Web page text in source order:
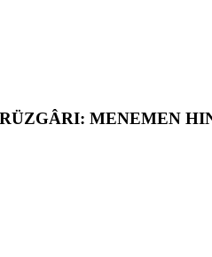
MENEMEN